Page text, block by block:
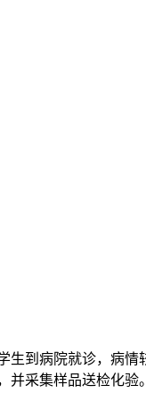
到病院就诊，病情
采集样品送检化验